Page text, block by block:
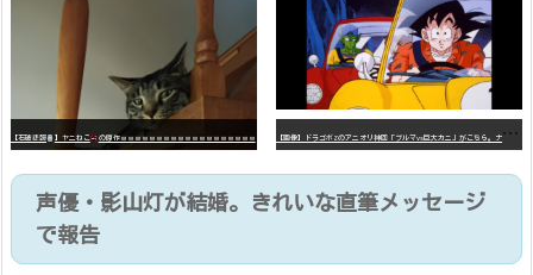
【石破悲報 】ヤニねこ の原作ｗｗｗｗｗｗｗｗｗｗｗｗｗｗｗｗｗｗｗ 【
画像】ドラゴボZのアニオリ神回「ブルマvs巨大カニ」がこちら。ナメック星の海にドラゴボを落としたブルマと巨大カニのバトル
声優・影山灯が結婚。きれいな直筆メッセージ
で報告